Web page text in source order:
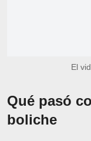
El
Qué pasó
boliche